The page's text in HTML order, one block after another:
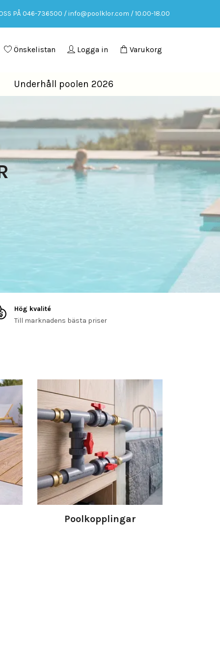
OSS PÅ 046-736500 /info@poolklor.com / 10.00-18.00
Önskelistan Logga in Varukorg
Underhåll poolen 2026
Hög kvalité
Till marknadens bästa priser
Poolkopplingar